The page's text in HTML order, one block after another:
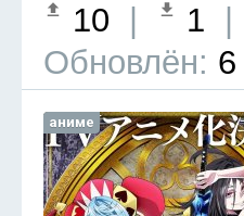
10 1
Обновлён: 6
аниме